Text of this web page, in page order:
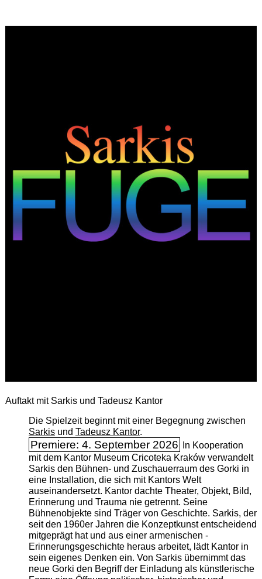
Auftakt mit Sarkis und Tadeusz Kantor
Die Spielzeit beginnt mit einer Begegnung zwischen
Sarkisund Tadeusz Kantor.
Premiere: 4. September 2026
In Kooperation
mit dem Kantor Museum Cricoteka Kraków verwandelt
Sarkis den Bühnen- und Zuschauerraum des Gorki in
eine Installation, die sich mit Kantors Welt
auseinandersetzt. Kantor dachte Theater, Objekt, Bild,
Erinnerung und Trauma nie getrennt. Seine
Bühnenobjekte sind Träger von Geschichte. Sarkis, der
seit den 1960er Jahren die Konzeptkunst entscheidend
mitgeprägt hat und aus einer armenischen ­
Erinnerungsgeschichte heraus arbeitet, lädt Kantor in
sein eigenes Denken ein. Von Sarkis übernimmt das
neue Gorki den Begriff der Einladung als künstlerische